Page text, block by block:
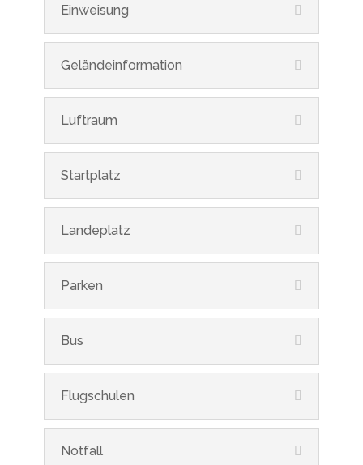
Einweisung
Geländeinformation
Luftraum
Startplatz
Landeplatz
Parken
Bus
Flugschulen
Notfall